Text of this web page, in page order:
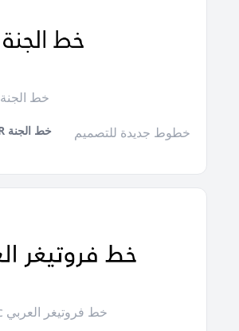
Janna LT Regular خط الجنة
JANNA LT REGULAR خط الجنة خطوط جديدة للتصميم
Frutiger LT Arabic خط فروتيغر العربي